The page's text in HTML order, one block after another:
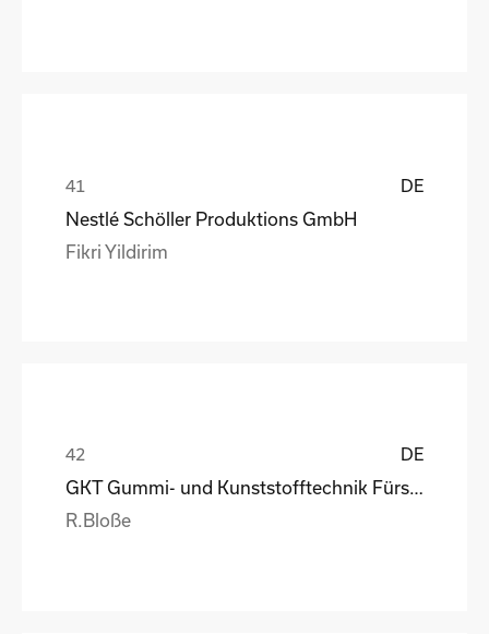
DE
Nestlé Schöller Produktions GmbH
Fikri Yildirim
DE
R.Bloße